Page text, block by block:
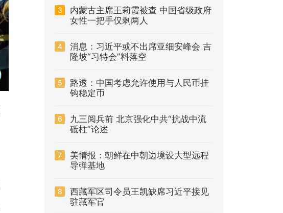
3
内蒙古主席王莉霞被查 中国省级政府
女性一把手仅剩两人
4
消息：习近平或不出席亚细安峰会 吉
隆坡“习特会”料落空
5
路透：中国考虑允许使用与人民币挂
钩稳定币
6
九三阅兵前 北京强化中共“抗战中流
砥柱”论述
7
美情报：朝鲜在中朝边境设大型远程
导弹基地
8
西藏军区司令员王凯缺席习近平接见
驻藏军官